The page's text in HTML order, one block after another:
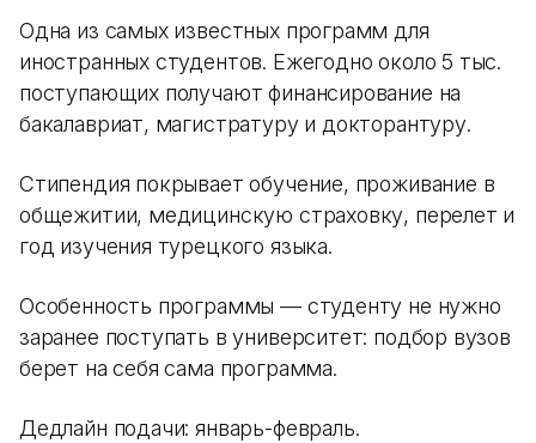
Одна из самых известных программ для
иностранных студентов. Ежегодно около 5 тыс.
поступающих получают финансирование на
бакалавриат, магистратуру и докторантуру.
Стипендия покрывает обучение, проживание в
общежитии, медицинскую страховку, перелет и
год изучения турецкого языка.
Особенность программы — студенту не нужно
заранее поступать в университет: подбор вузов
берет на себя сама программа.
Дедлайн подачи: январь-февраль.